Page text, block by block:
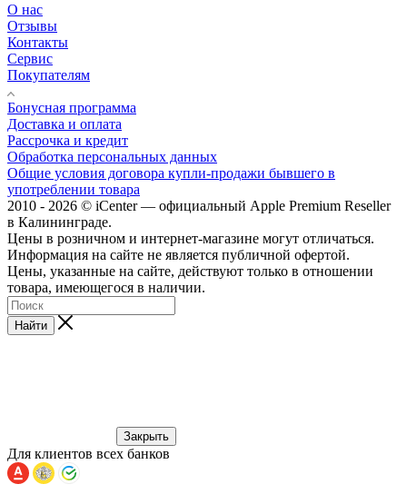
О нас
Отзывы
Контакты
Сервис
Покупателям
Бонусная программа
Доставка и оплата
Рассрочка и кредит
Обработка персональных данных
Общие условия договора купли-продажи бывшего в
употреблении товара
2010 - 2026 © iCenter — официальный Apple Premium Reseller
в Калининграде.
Цены в розничном и интернет-магазине могут отличаться.
Информация на сайте не является публичной офертой.
Цены, указанные на сайте, действуют только в отношении
товара, имеющегося в наличии.
Найти
Закрыть
Для клиентов всех банков